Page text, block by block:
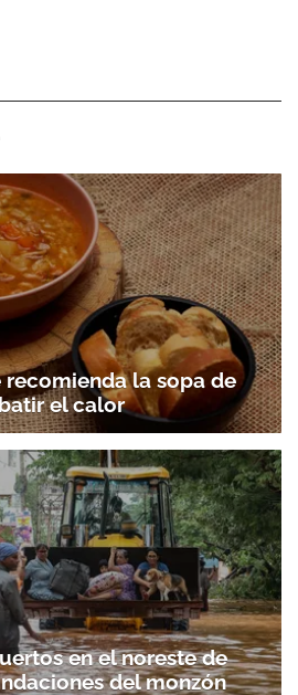
la sopa de
el calor
en el noreste de
del monzón